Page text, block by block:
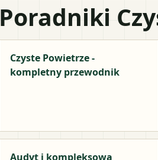
Poradniki
Czyste Powietrze -
kompletny przewodnik
Audyt i kompleksowa